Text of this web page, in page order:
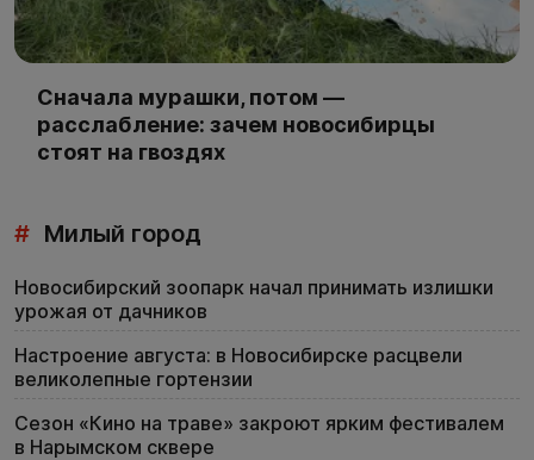
Сначала мурашки, потом —
расслабление: зачем новосибирцы
стоят на гвоздях
# Милый город
Новосибирский зоопарк начал принимать излишки
урожая от дачников
Настроение августа: в Новосибирске расцвели
великолепные гортензии
Сезон «Кино на траве» закроют ярким фестивалем
в Нарымском сквере